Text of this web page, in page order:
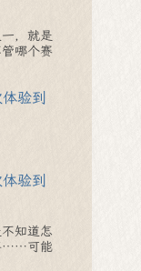
，就是
哪个赛
验到
验到
知道怎
……可能